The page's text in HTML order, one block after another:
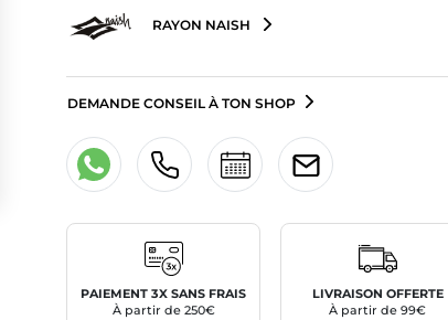
RAYON NAISH
DEMANDE CONSEIL À TON SHOP
PAIEMENT 3X SANS FRAIS
À partir de 250€
LIVRAISON OFFERTE
À partir de 99€